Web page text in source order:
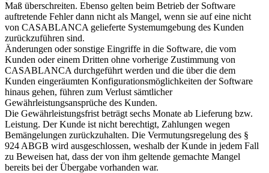
Maß überschreiten. Ebenso gelten beim Betrieb der Software
auftretende Fehler dann nicht als Mangel, wenn sie auf eine nicht
von CASABLANCA gelieferte Systemumgebung des Kunden
zurückzuführen sind.
Änderungen oder sonstige Eingriffe in die Software, die vom
Kunden oder einem Dritten ohne vorherige Zustimmung von
CASABLANCA durchgeführt werden und die über die dem
Kunden eingeräumten Konfigurationsmöglichkeiten der Software
hinaus gehen, führen zum Verlust sämtlicher
Gewährleistungsansprüche des Kunden.
Die Gewährleistungsfrist beträgt sechs Monate ab Lieferung bzw.
Leistung. Der Kunde ist nicht berechtigt, Zahlungen wegen
Bemängelungen zurückzuhalten. Die Vermutungsregelung des §
924 ABGB wird ausgeschlossen, weshalb der Kunde in jedem Fall
zu Beweisen hat, dass der von ihm geltende gemachte Mangel
bereits bei der Übergabe vorhanden war.